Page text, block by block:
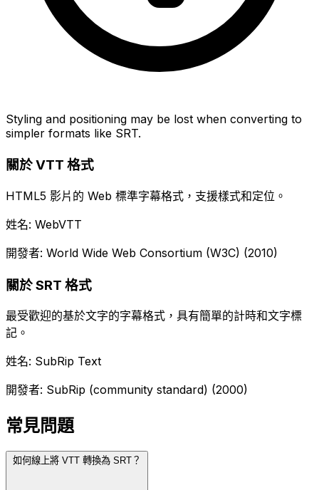
Styling and positioning may be lost when converting to
simpler formats like SRT.
關於 VTT 格式
HTML5 影片的 Web 標準字幕格式，支援樣式和定位。
姓名: WebVTT
開發者: World Wide Web Consortium (W3C) (2010)
關於 SRT 格式
最受歡迎的基於文字的字幕格式，具有簡單的計時和文字標
記。
姓名: SubRip Text
開發者: SubRip (community standard) (2000)
常見問題
如何線上將 VTT 轉換為 SRT？